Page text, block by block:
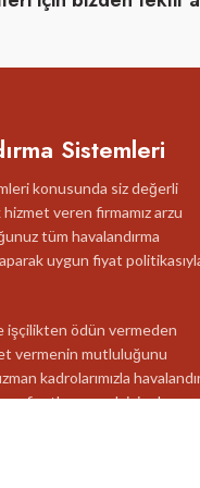
Sistemleri
konusunda siz değerli
veren firmamız arzu
tüm havalandırma
uygun fiyat
işçilikten ödün vermeden
vermenin mutluluğunu
kadrolarımızla
fiyatla sunmak için